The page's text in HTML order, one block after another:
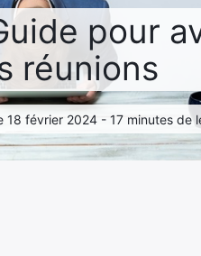
pour
réunions
18 février 2024 - 17 minutes de